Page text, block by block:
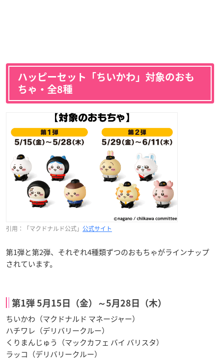
ハッピーセット「ちいかわ」対象のおも
ちゃ・全8種
引用：「マクドナルド公式」 公式サイト
第1弾と第2弾、それぞれ4種類ずつのおもちゃがラインナップ
されています。
第1弾 5月15日（金）～5月28日（木）
ちいかわ（マクドナルド マネージャー）
ハチワレ（デリバリークルー）
くりまんじゅう（マックカフェ バイ バリスタ）
ラッコ（デリバリークルー）